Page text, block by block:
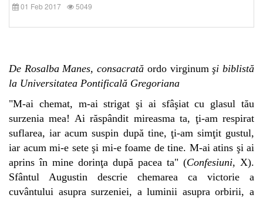
01 Feb 2017 5049
De Rosalba Manes, consacrată ordo virginumşi biblistă
la Universitatea Pontificală Gregoriana
"M-ai chemat, m-ai strigat şi ai sfâşiat cu glasul tău
surzenia mea! Ai răspândit mireasma ta, ţi-am respirat
suflarea, iar acum suspin după tine, ţi-am simţit gustul,
iar acum mi-e sete şi mi-e foame de tine. M-ai atins şi ai
aprins în mine dorinţa după pacea ta" (Confesiuni, X).
Sfântul Augustin descrie chemarea ca victorie a
cuvântului asupra surzeniei, a luminii asupra orbirii, a